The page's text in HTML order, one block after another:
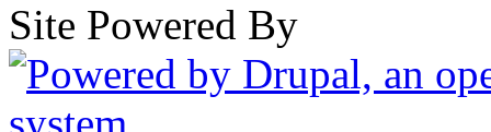
Site Powered By